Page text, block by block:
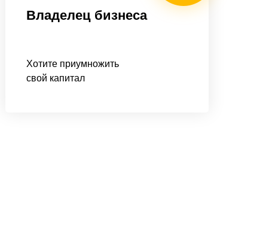
Владелец бизнеса
Хотите приумножить
свой капитал